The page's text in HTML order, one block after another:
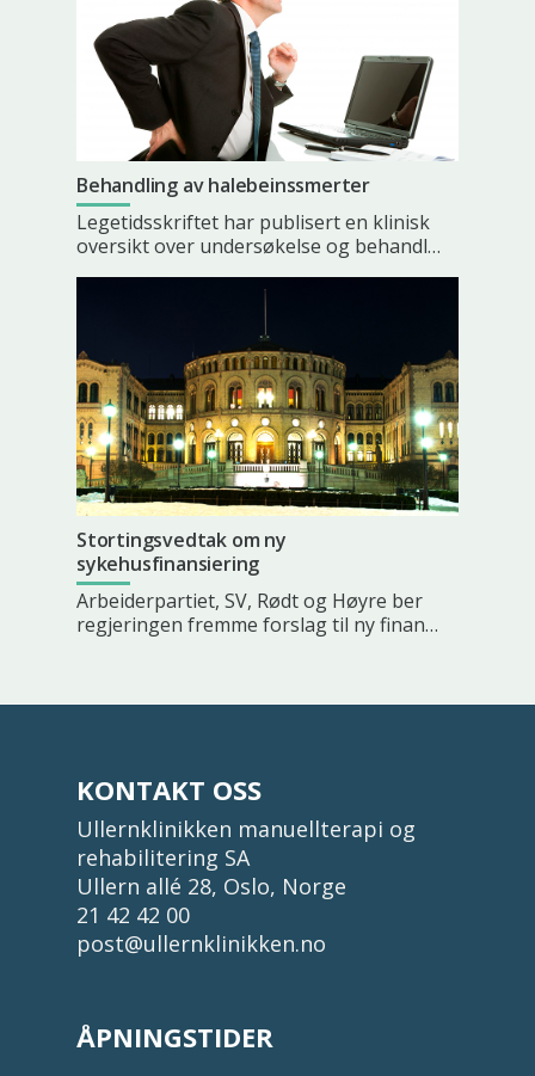
Behandling av halebeinssmerter
Legetidsskriftet har publisert en klinisk
oversikt over undersøkelse og behandl…
Stortingsvedtak om ny
sykehusfinansiering
Arbeiderpartiet, SV, Rødt og Høyre ber
regjeringen fremme forslag til ny finan…
KONTAKT OSS
Ullernklinikken manuellterapi og
rehabilitering SA
Ullern allé 28, Oslo, Norge
21 42 42 00
post@ullernklinikken.no
ÅPNINGSTIDER